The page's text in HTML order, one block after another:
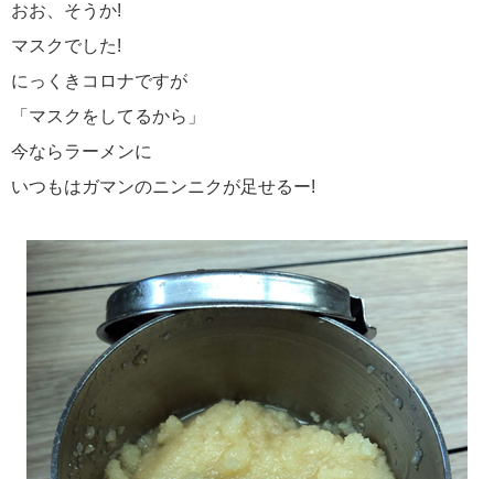
おお、そうか!
マスクでした!
にっくきコロナですが
「マスクをしてるから」
今ならラーメンに
いつもはガマンのニンニクが足せるー!